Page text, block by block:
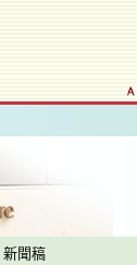
新聞稿